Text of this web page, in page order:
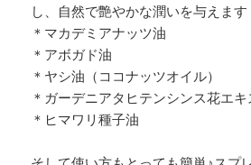
し、自然で艶やかな潤いを与えます
＊マカデミアナッツ油
＊アボガド油
＊ヤシ油（ココナッツオイル）
＊ガーデニアタヒテンシンス花エキ
＊ヒマワリ種子油